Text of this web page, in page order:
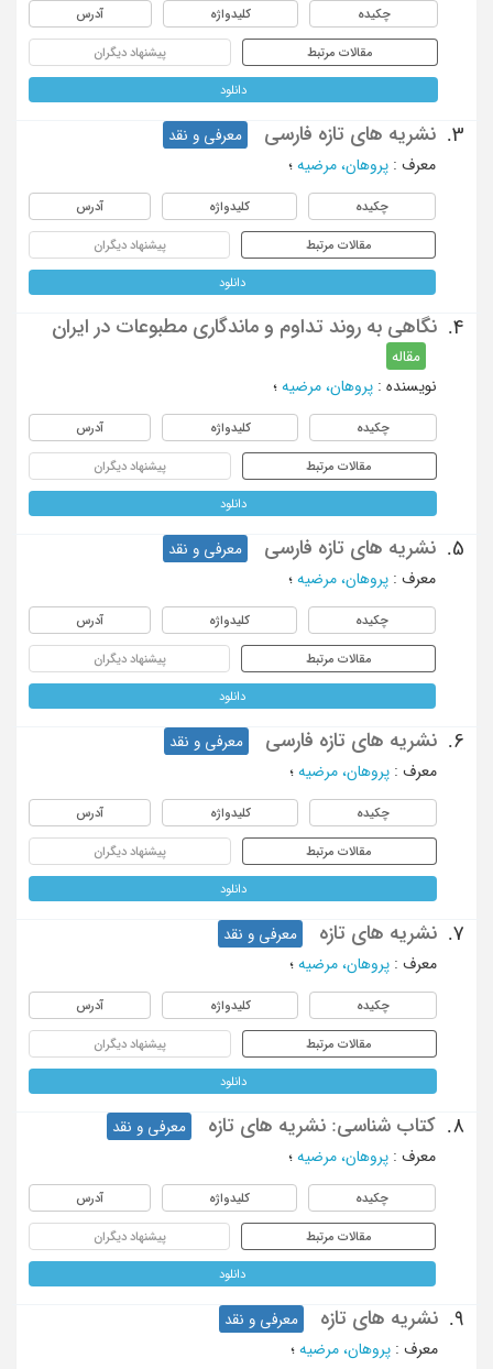
چکیده کلیدواژه آدرس
مقالات مرتبط پیشنهاد دیگران
دانلود
3. نشریه های تازه فارسی
معرفی و نقد
معرف : پروهان، مرضیه ؛
چکیده کلیدواژه آدرس
مقالات مرتبط پیشنهاد دیگران
دانلود
4. نگاهی به روند تداوم و ماندگاری مطبوعات در ایران
مقاله
نویسنده : پروهان، مرضیه ؛
چکیده کلیدواژه آدرس
مقالات مرتبط پیشنهاد دیگران
دانلود
5. نشریه های تازه فارسی
معرفی و نقد
معرف : پروهان، مرضیه ؛
چکیده کلیدواژه آدرس
مقالات مرتبط پیشنهاد دیگران
دانلود
6. نشریه های تازه فارسی
معرفی و نقد
معرف : پروهان، مرضیه ؛
چکیده کلیدواژه آدرس
مقالات مرتبط پیشنهاد دیگران
دانلود
7. نشریه های تازه
معرفی و نقد
معرف : پروهان، مرضیه ؛
چکیده کلیدواژه آدرس
مقالات مرتبط پیشنهاد دیگران
دانلود
8. کتاب شناسی: نشریه های تازه
معرفی و نقد
معرف : پروهان، مرضیه ؛
چکیده کلیدواژه آدرس
مقالات مرتبط پیشنهاد دیگران
دانلود
9. نشریه های تازه
معرفی و نقد
معرف : پروهان، مرضیه ؛